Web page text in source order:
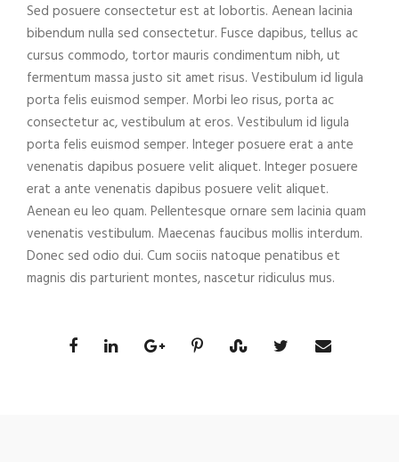
Sed posuere consectetur est at lobortis. Aenean lacinia
bibendum nulla sed consectetur. Fusce dapibus, tellus ac
cursus commodo, tortor mauris condimentum nibh, ut
fermentum massa justo sit amet risus. Vestibulum id ligula
porta felis euismod semper. Morbi leo risus, porta ac
consectetur ac, vestibulum at eros. Vestibulum id ligula
porta felis euismod semper. Integer posuere erat a ante
venenatis dapibus posuere velit aliquet. Integer posuere
erat a ante venenatis dapibus posuere velit aliquet.
Aenean eu leo quam. Pellentesque ornare sem lacinia quam
venenatis vestibulum. Maecenas faucibus mollis interdum.
Donec sed odio dui. Cum sociis natoque penatibus et
magnis dis parturient montes, nascetur ridiculus mus.